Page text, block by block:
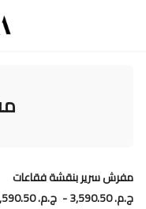
مفرش سرير بنقشة فقاعات
ج.م.‏ 3,590.50
- ج.م.‏ 3,590.50